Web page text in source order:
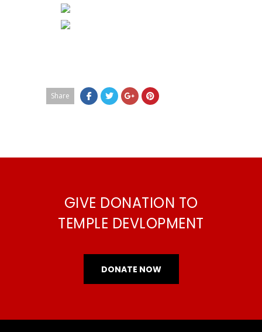
Share
GIVE DONATION TO
TEMPLE DEVLOPMENT
DONATE NOW